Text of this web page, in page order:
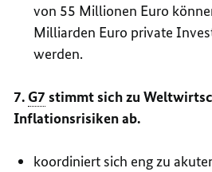
von 55 Millionen Euro
Milliarden Euro private
werden.
7. G7 stimmt sich zu
Inflationsrisiken ab.
koordiniert sich eng zu